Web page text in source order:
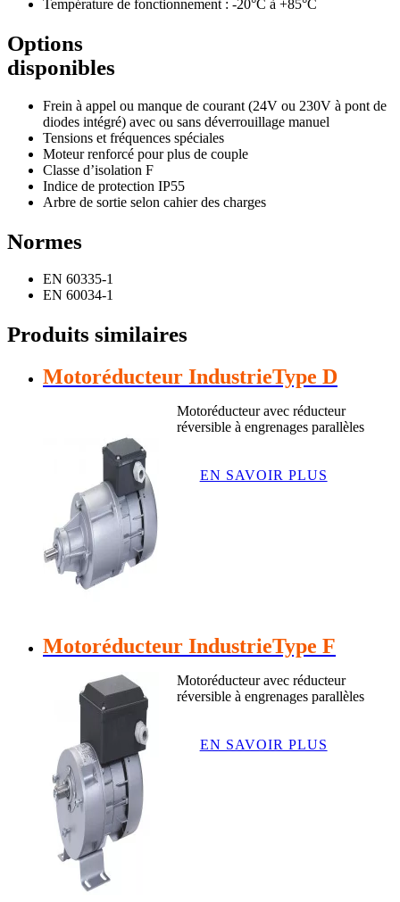
Température de fonctionnement : -20°C à +85°C
Options
disponibles
Frein à appel ou manque de courant (24V ou 230V à pont de
diodes intégré) avec ou sans déverrouillage manuel
Tensions et fréquences spéciales
Moteur renforcé pour plus de couple
Classe d’isolation F
Indice de protection IP55
Arbre de sortie selon cahier des charges
Normes
EN 60335-1
EN 60034-1
Produits similaires
Motoréducteur IndustrieType D
Motoréducteur avec réducteur
réversible à engrenages parallèles
EN SAVOIR PLUS
Motoréducteur IndustrieType F
Motoréducteur avec réducteur
réversible à engrenages parallèles
EN SAVOIR PLUS